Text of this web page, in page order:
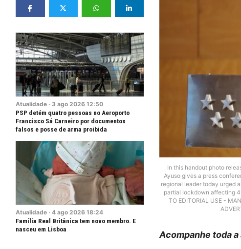
Atualidade · 3 ago 2026 12:50
PSP detém quatro pessoas no Aeroporto
Francisco Sá Carneiro por documentos
falsos e posse de arma proibida
Atualidade · 4 ago 2026 18:24
Família Real Britânica tem novo membro. E
nasceu em Lisboa
In this handout photo
Ayuso gives a press
regional leader today urged
partial lockdown affecting
TO EDITORIAL USE -
Acompanhe toda